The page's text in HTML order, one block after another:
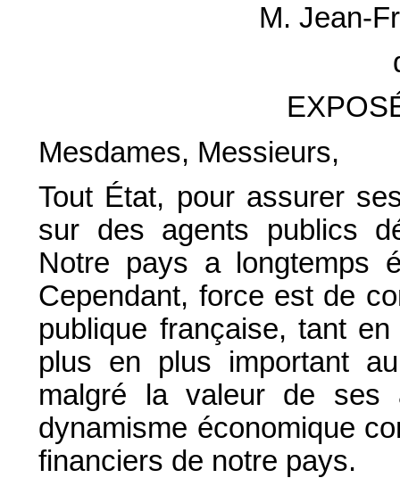
M. Jean-
Mesdames, Messieurs,
Tout État, pour assurer
sur des agents publics
Notre pays a longtemps
Cependant, force est de
publique française, tant
plus en plus important
malgré la valeur de ses
dynamisme économique
financiers de notre pays.